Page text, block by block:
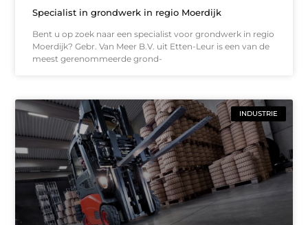
Specialist in grondwerk in regio Moerdijk
Bent u op zoek naar een specialist voor grondwerk in regio
Moerdijk? Gebr. Van Meer B.V. uit Etten-Leur is een van de
meest gerenommeerde grond-
INDUSTRIE